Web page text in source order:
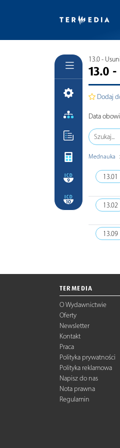
13.0 -
13.0
Dodaj
Data
Mednauka
13.01
13.02
13.09
TERMEDIA
O Wydawnictwie
Oferty
Newsletter
Kontakt
Praca
Polityka prywatności
Polityka reklamowa
Napisz do nas
Nota prawna
Regulamin